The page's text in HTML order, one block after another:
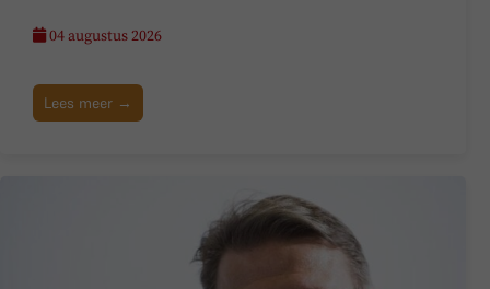
04 augustus 2026
Lees meer →